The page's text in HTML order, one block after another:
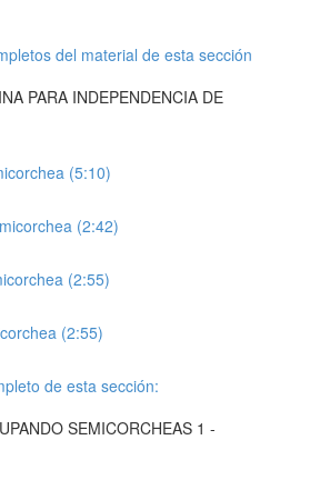
del material de esta sección
PARA INDEPENDENCIA DE
(5:10)
(2:42)
(2:55)
(2:55)
de esta sección:
SEMICORCHEAS 1 -